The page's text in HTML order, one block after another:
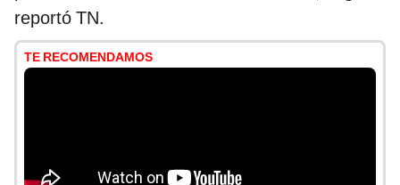
reportó TN.
TE RECOMENDAMOS